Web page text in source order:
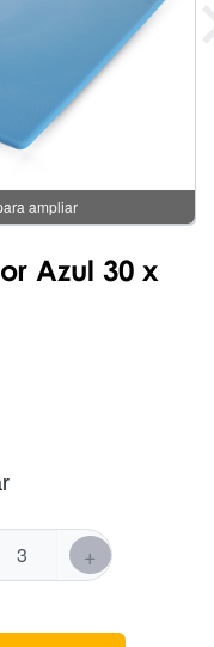
ampliar
Azul 30 x
+